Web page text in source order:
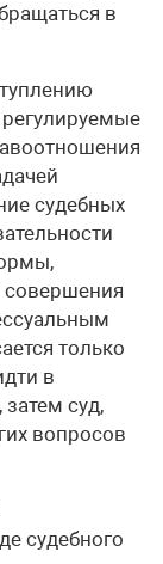
в
судебных
совершения
только
в
суд,
вопросов
судебного